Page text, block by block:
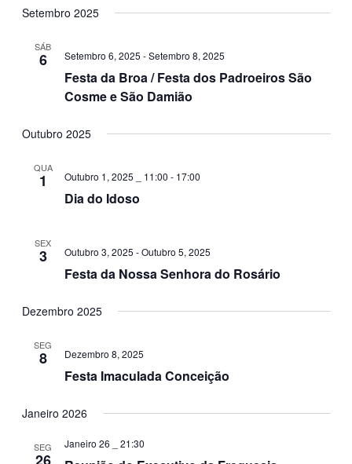
pesquisa
de
a
Setembro 2025
SÁB
6
Festa da Broa / Festa dos Padroeiros São
Cosme e São Damião
Setembro 6, 2025 -Setembro 8, 2025
Outubro 2025
QUA
1
Dia do Idoso
Outubro 1, 2025 _ 11:00 - 17:00
SEX
3
Festa da Nossa Senhora do Rosário
Outubro 3, 2025 -Outubro 5, 2025
Dezembro 2025
SEG
8
Festa Imaculada Conceição
Dezembro 8, 2025
Janeiro 2026
SEG Janeiro 26 _ 21:30